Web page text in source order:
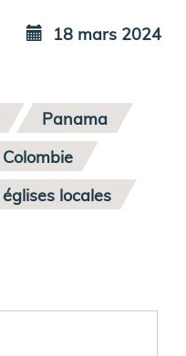
18 mars 2024
Panama
Colombie
églises locales